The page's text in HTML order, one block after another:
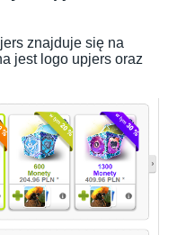
znajduje się na
jest logo upjers oraz